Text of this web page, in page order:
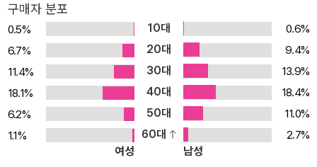
간의 관습과 과거 역사에 지칠 줄 모르는 관심을 가지고, 그것을 실증
적 학문의 대상으로 삼은 최초의 그리스인이었다. 그가 뚫고 지나온
시대 헤로도토스는 그리스 세계의 정신 활동에서 역사서술이라는 분
야를 개척한 선구자이지만, 역사적 성격의 작품을 쓴 최초의 저작자
는 아니다. 그는 그 이전의 저술가들의 전통적인 요소들을 계승하면
서 한 발은 전통에, 그러나 다른 한 발은 혁신에 두고 있었다. 헤로도
토스 이전의 호메로스 시절, 역사는 사실뿐 아니라 신화와 전설들이
혼재되어 있었고, 산문이 아니라 서사시와 같은 운문 형태였다. 그는
구매자 분포
0.5% 10대
0.6%
6.7%
20대
9.4%
11.4%
30대
13.9%
18.1%
40대
18.4%
6.2%
50대
11.0%
1.1%
60대
2.7%
여성
남성